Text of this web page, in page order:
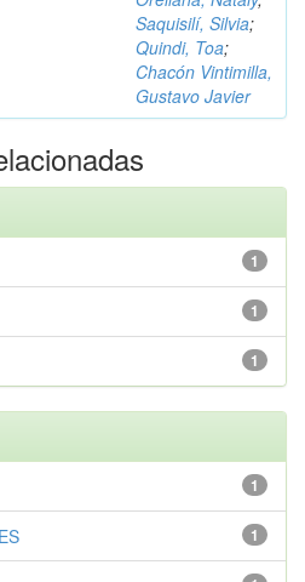
Saquisilí, Silvia;
Quindi, Toa;
Chacón Vintimilla,
Gustavo Javier
1
1
1
1
1